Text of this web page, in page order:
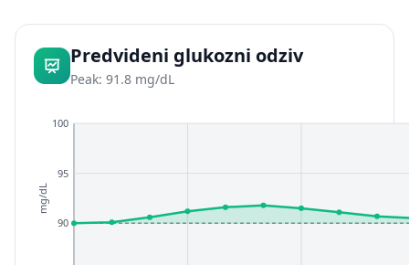
Predvideni glukozni odziv
Peak: 91.8 mg/dL
90
95
100
mg/dL